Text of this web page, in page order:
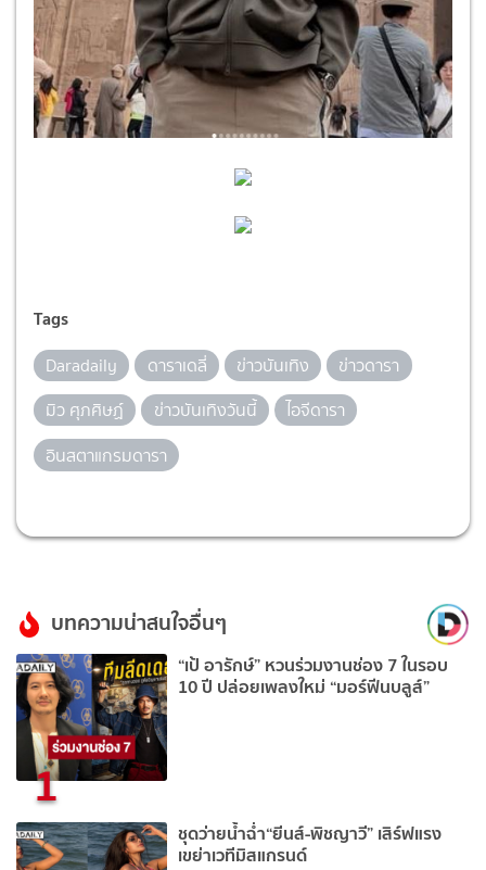
Tags
Daradaily ดาราเดลี่ ข่าวบันเทิง
ข่าวดารา
มิว ศุภศิษฏ์
ข่าวบันเทิงวันนี้
ไอจีดารา
อินสตาแกรมดารา
บทความน่าสนใจอื่นๆ
1
“เป้ อารักษ์” หวนร่วมงานช่อง 7 ในรอบ
10 ปี ปล่อยเพลงใหม่ “มอร์ฟีนบลูส์”
ชุดว่ายน้ำฉ่ำ“ยีนส์-พิชญาวี” เสิร์ฟแรง
เขย่าเวทีมิสแกรนด์